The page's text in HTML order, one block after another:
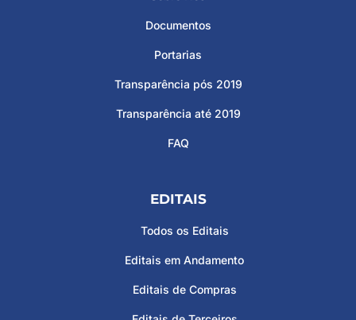
Documentos
Portarias
Transparência pós 2019
Transparência até 2019
FAQ
EDITAIS
Todos os Editais
Editais em Andamento
Editais de Compras